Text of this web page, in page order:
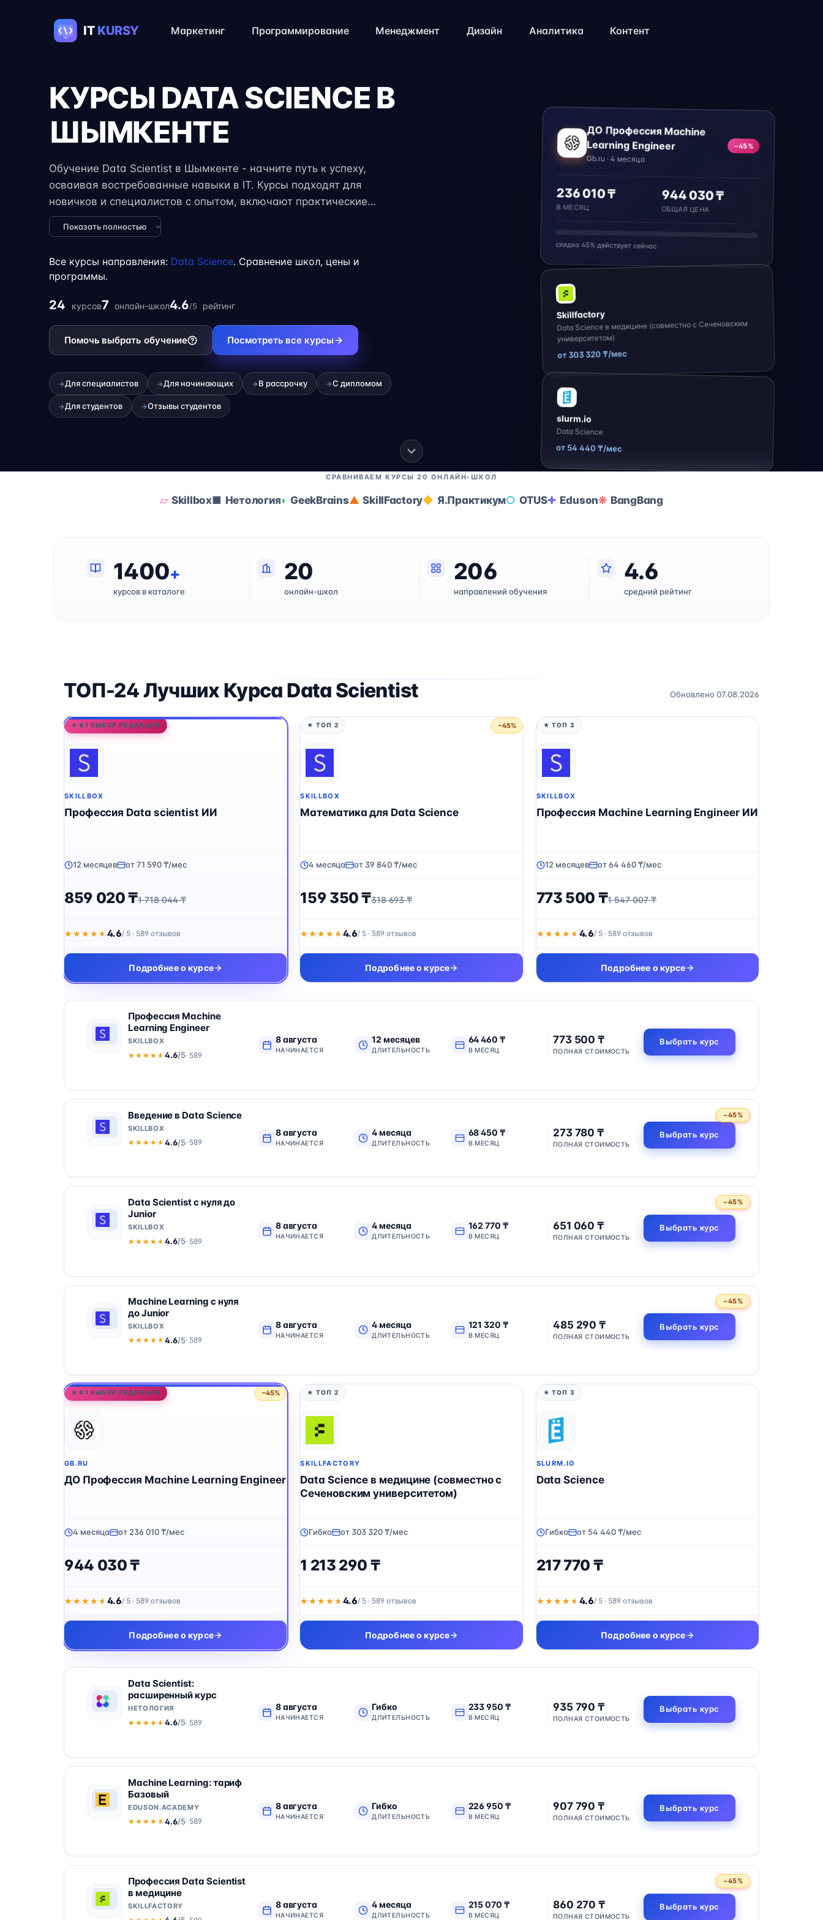
Маркетинг Программирование Менеджмент Дизайн Аналитика Контент
КУРСЫ DATA SCIENCE В
ШЫМКЕНТЕ
Обучение Data Scientist в Шымкенте - начните путь к успеху,
осваивая востребованные навыки в IT. Курсы подходят для
новичков и специалистов с опытом, включают практические
задания, реальные проекты и консультации экспертов. Гибкий
формат занятий позволяет совмещать обучение с работой,
Показать полностью
Все курсы направления: Data Science. Сравнение школ, цены и
программы.
24 курсов7 онлайн-школ4.6/5 рейтинг
Помочь выбрать обучение Посмотреть все курсы
→Для специалистов →Для начинающих →В рассрочку →С дипломом
→Для студентов →Отзывы студентов
ДО Профессия Machine
Learning Engineer
Gb.ru · 4 месяца
−45%
236 010 ₸
В МЕСЯЦ
944 030 ₸
ОБЩАЯ ЦЕНА
скидка 45% действует сейчас
Skillfactory
Data Science в медицине (совместно с Сеченовским
университетом)
от 303 320 ₸/мес
slurm.io
Data Science
от 54 440 ₸/мес
СРАВНИВАЕМ КУРСЫ 20 ОНЛАЙН-ШКОЛ
Skillbox Нетология GeekBrains SkillFactory Я.Практикум OTUS Eduson BangBang
1400+
курсов в каталоге
20
онлайн-школ
206
направлений обучения
4.6
средний рейтинг
ТОП-24 Лучших Курса Data Scientist Обновлено 07.08.2026
★ #1 ВЫБОР РЕДАКЦИИ
SKILLBOX
Профессия Data scientist ИИ
12 месяцев от 71 590 ₸/мес
859 020 ₸1 718 044 ₸
★★★★★
★★★★★ 4.6/ 5 · 589 отзывов
Подробнее о курсе
★ ТОП 2 −45%
SKILLBOX
Математика для Data Science
4 месяца от 39 840 ₸/мес
159 350 ₸318 693 ₸
★★★★★
★★★★★4.6/ 5 · 589 отзывов
Подробнее о курсе
★ ТОП 3
SKILLBOX
Профессия Machine Learning Engineer ИИ
12 месяцев от 64 460 ₸/мес
773 500 ₸1 547 007 ₸
★★★★★
★★★★★ 4.6/ 5 · 589 отзывов
Подробнее о курсе
Профессия Machine
Learning Engineer
SKILLBOX
★★★★★
★★★★★ 4.6/5· 589
8 августа
НАЧИНАЕТСЯ
12 месяцев
ДЛИТЕЛЬНОСТЬ
64 460 ₸
В МЕСЯЦ
773 500 ₸
ПОЛНАЯ СТОИМОСТЬ
Выбрать курс
−45%
Введение в Data Science
SKILLBOX
★★★★★
★★★★★ 4.6/5· 589
8 августа
НАЧИНАЕТСЯ
4 месяца
ДЛИТЕЛЬНОСТЬ
68 450 ₸
В МЕСЯЦ
273 780 ₸
ПОЛНАЯ СТОИМОСТЬ
Выбрать курс
−45%
Data Scientist с нуля до
Junior
SKILLBOX
★★★★★
★★★★★ 4.6/5· 589
8 августа
НАЧИНАЕТСЯ
4 месяца
ДЛИТЕЛЬНОСТЬ
162 770 ₸
В МЕСЯЦ
651 060 ₸
ПОЛНАЯ СТОИМОСТЬ
Выбрать курс
−45%
Machine Learning с нуля
до Junior
SKILLBOX
★★★★★
★★★★★ 4.6/5· 589
8 августа
НАЧИНАЕТСЯ
4 месяца
ДЛИТЕЛЬНОСТЬ
121 320 ₸
В МЕСЯЦ
485 290 ₸
ПОЛНАЯ СТОИМОСТЬ
Выбрать курс
★ #1 ВЫБОР РЕДАКЦИИ −45%
GB.RU
ДО Профессия Machine Learning Engineer
4 месяца от 236 010 ₸/мес
944 030 ₸
★★★★★
★★★★★ 4.6/ 5 · 589 отзывов
Подробнее о курсе
★ ТОП 2
SKILLFACTORY
Data Science в медицине (совместно с
Сеченовским университетом)
Гибко от 303 320 ₸/мес
1 213 290 ₸
★★★★★
★★★★★4.6/ 5 · 589 отзывов
Подробнее о курсе
★ ТОП 3
SLURM.IO
Data Science
Гибко от 54 440 ₸/мес
217 770 ₸
★★★★★
★★★★★ 4.6/ 5 · 589 отзывов
Подробнее о курсе
Data Scientist:
расширенный курс
НЕТОЛОГИЯ
★★★★★
★★★★★ 4.6/5· 589
8 августа
НАЧИНАЕТСЯ
Гибко
ДЛИТЕЛЬНОСТЬ
233 950 ₸
В МЕСЯЦ
935 790 ₸
ПОЛНАЯ СТОИМОСТЬ
Выбрать курс
Machine Learning: тариф
Базовый
EDUSON.ACADEMY
★★★★★
★★★★★ 4.6/5· 589
8 августа
НАЧИНАЕТСЯ
Гибко
ДЛИТЕЛЬНОСТЬ
226 950 ₸
В МЕСЯЦ
907 790 ₸
ПОЛНАЯ СТОИМОСТЬ
Выбрать курс
−45%
Профессия Data Scientist
в медицине
SKILLFACTORY
8 августа
НАЧИНАЕТСЯ
4 месяца
ДЛИТЕЛЬНОСТЬ
215 070 ₸
В МЕСЯЦ
860 270 ₸
ПОЛНАЯ СТОИМОСТЬ
Выбрать курс